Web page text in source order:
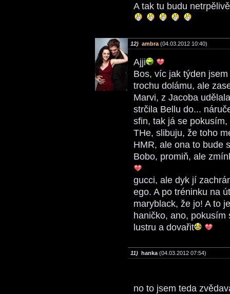
A tak tu budu
12) ambra (04.03.2012 10:40)
Ajji
Bos, víc jak týden
trochu dolámu, ale
Marvi, z Jacoba
strčila Bellu do...
sfin, tak já se
THe, slibuju, že toho
HMR, ale ona to bude
Bobo, promiň, ale
gucci, ale dyk jí
ego. A po tréninku na
maryblack, že jo! A to
haničko, ano, pokusím
lustru a dovařit
11) hanka (04.03.2012 07:54)
no to jsem teda